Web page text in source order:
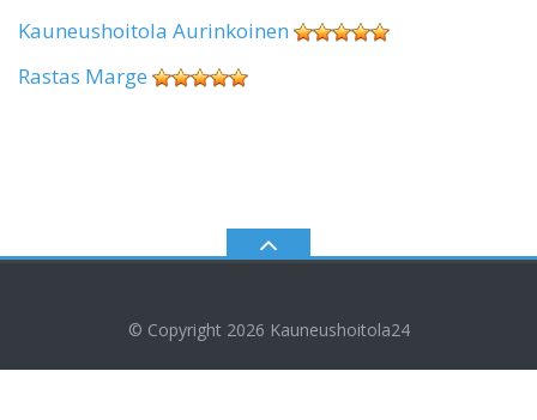
Kauneushoitola Aurinkoinen
Rastas Marge
© Copyright 2026 Kauneushoitola24